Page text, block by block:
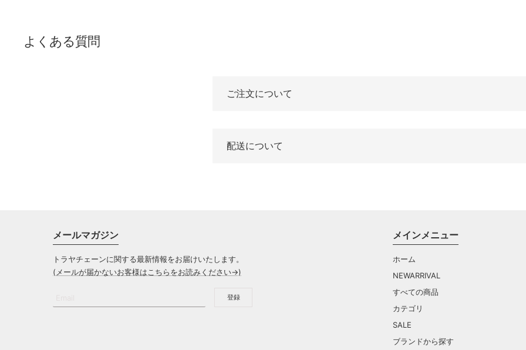
よくある質問
ご注文について
配送について
メールマガジン
トラヤチェーンに関する最新情報をお届けいたします。
(メールが届かないお客様はこちらをお読みください→)
登録
メインメニュー
ホーム
NEWARRIVAL
すべての商品
カテゴリ
SALE
ブランドから探す